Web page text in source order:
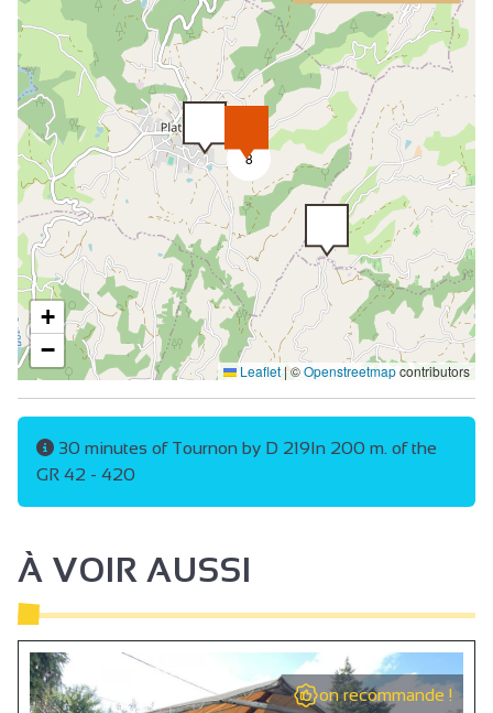
Privé wasmachine
Afwasmachine
Strijkijzer en -plank
Magnetron
Haardroger
Collectieve wasmachine
Centrale verwarming
Haard / Houtkachel
Televisie
Douche
8
+
−
Leaflet|©Openstreetmapcontributors
30 minutes of Tournon by D 219In 200 m. of the
GR 42 - 420
À VOIR AUSSI
on recommande !